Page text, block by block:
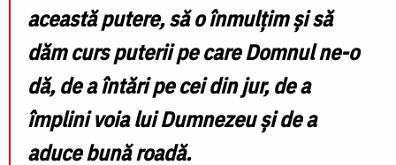
această putere, să o înmulțim și să
dăm curs puterii pe care Domnul ne-o
dă, de a întări pe cei din jur, de a
împlini voia lui Dumnezeu și de a
aduce bună roadă.